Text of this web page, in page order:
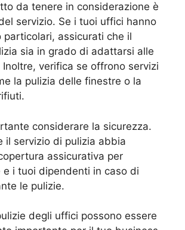
da tenere in considerazione è
servizio. Se i tuoi uffici hanno
particolari, assicurati che il
sia in grado di adattarsi alle
verifica se offrono servizi
la pulizia delle finestre o la
considerare la sicurezza.
il servizio di pulizia abbia
assicurativa per
e i tuoi dipendenti in caso di
le pulizie.
degli uffici possono essere